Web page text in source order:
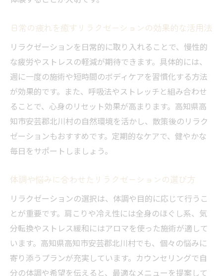
自然を感じるリラクゼーションで心身のバ
感する方法
自然派リラクゼーションで疲労回復を促す
秘訣
心地よい空間でリラクゼーションを深める
工夫
四季折々の自然とリラクゼーションの楽し
み方
ポイント
疲れやストレスを和らげるための新提案
リラクゼーションでストレスを根本から解
消する方法
疲れやすい現代人におすすめのリラクゼー
ション習慣
日常の疲れを癒すリラクゼーションの効果的な活用法
リラクゼーションを日常的に取り入れることで、慢性的
な疲労やストレスの軽減が期待できます。具体的には、
週に一度の施術や短時間のボディケアを習慣化する方法
が効果的です。また、呼吸法やストレッチと組み合わせ
ることで、心身のリセット効果が高まります。高知県高
知市安芸郡北川村の自然環境を活かし、散策後のリラク
ゼーションもおすすめです。定期的なケアで、健やかな
毎日をサポートしましょう。
体調や悩みに合わせたリラクゼーションの選び方
リラクゼーションの選択は、体調や目的に応じて行うこ
とが重要です。肩こりや冷え性には全身のほぐし系、気
分転換やストレス緩和にはアロマを使った施術が適して
います。高知県高知市安芸郡北川村でも、個々の悩みに
寄り添うプランが充実しています。カウンセリングで自
分の体調や希望を伝えると、最適なメニューを提案して